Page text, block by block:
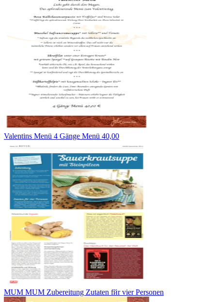
Valentins Menü 4 Gänge Menü 40,00
MUM MUM Zubereitung Zutaten fйr vier Personen